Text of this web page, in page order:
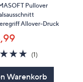
Pullover
Allover-Druck
5.0
von
5
(1)
Warenkorb